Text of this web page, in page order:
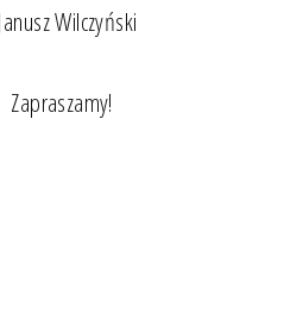
Wilczyński
Zapraszamy!